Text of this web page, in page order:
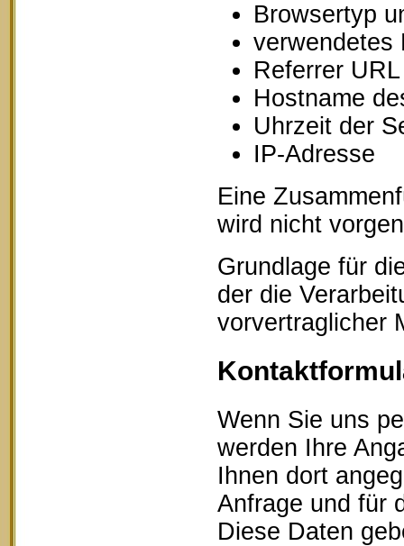
Browsertyp
verwendetes
Referrer URL
Hostname
Uhrzeit der
IP-Adresse
Eine
wird nicht
Grundlage für
der die
vorvertraglicher
Wenn Sie uns
werden Ihre
Ihnen dort
Anfrage und für
Diese Daten